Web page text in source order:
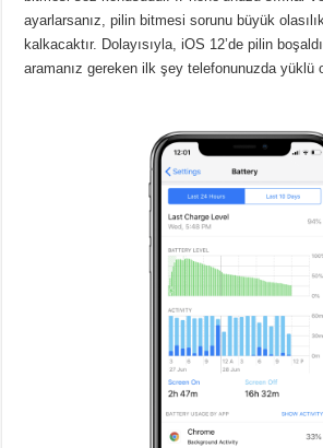
ayarlarsanız, pilin bitmesi sorunu büyük
kalkacaktır. Dolayısıyla, iOS 12’de pilin
aramanız gereken ilk şey telefonunuzda yüklü